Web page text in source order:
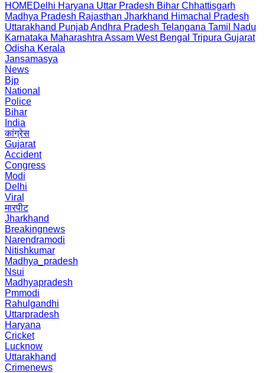
HOMEDelhi Haryana Uttar Pradesh Bihar Chhattisgarh
Madhya Pradesh Rajasthan Jharkhand Himachal Pradesh
Uttarakhand PunjabAndhra Pradesh Telangana Tamil Nadu
Karnataka Maharashtra Assam West Bengal Tripura Gujarat
Odisha Kerala
Jansamasya
News
Bjp
National
Police
Bihar
India
कांग्रेस
Gujarat
Accident
Congress
Modi
Delhi
Viral
मारपीट
Jharkhand
Breakingnews
Narendramodi
Nitishkumar
Madhya_pradesh
Nsui
Madhyapradesh
Pmmodi
Rahulgandhi
Uttarpradesh
Haryana
Cricket
Lucknow
Uttarakhand
Crimenews